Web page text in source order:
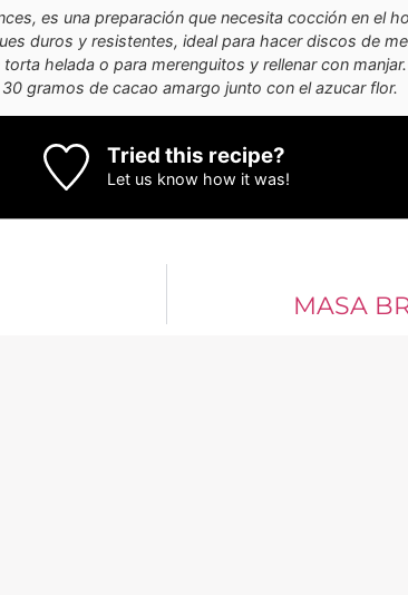
es una preparación que necesita cocción en el
duros y resistentes, ideal para hacer discos de
helada o para merenguitos y rellenar con manjar.
gramos de cacao amargo junto con el azucar flor.
Tried this recipe?
Let us know how it was!
MASA